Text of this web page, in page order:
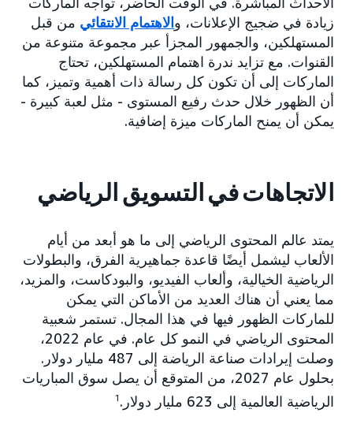
زيادة في ضجيج الإعلانات، والاهتمام الانتقائي من قبل
المستهلكين، والجمهور المجزأ عبر مجموعة متنوعة من
القنوات. مع تزايد ندرة اهتمام المستهلكين، تحتاج
الماركات إلى أن تكون كل رسالة ذات أهمية وتميز، كما
أن الظهور خلال حدث رفيع المستوى - مثل لعبة كبيرة -
يمكن أن يمنح الماركات ميزة إضافية.
الاتجاهات في التسويق الرياضي
يمتد عالم المحتوى الرياضي إلى ما هو أبعد من أيام
الألعاب ليشمل أيضًا قاعدة جماهيرية الفرق، والبطولات
الرياضية الخيالية، وألعاب الفيديو، والبودكاست، والمزيد،
مما يعني أن هناك العديد من الأماكن التي يمكن
للماركات الظهور فيها في هذا المجال. تستمر شعبية
المحتوى الرياضي في النمو كل عام. في عام 2022،
وصلت إيرادات صناعة الرياضة إلى 487 مليار دولار.
بحلول عام 2027، من المتوقع أن يصل سوق المباريات
الرياضية العالمية إلى 623 مليار دولار.
1